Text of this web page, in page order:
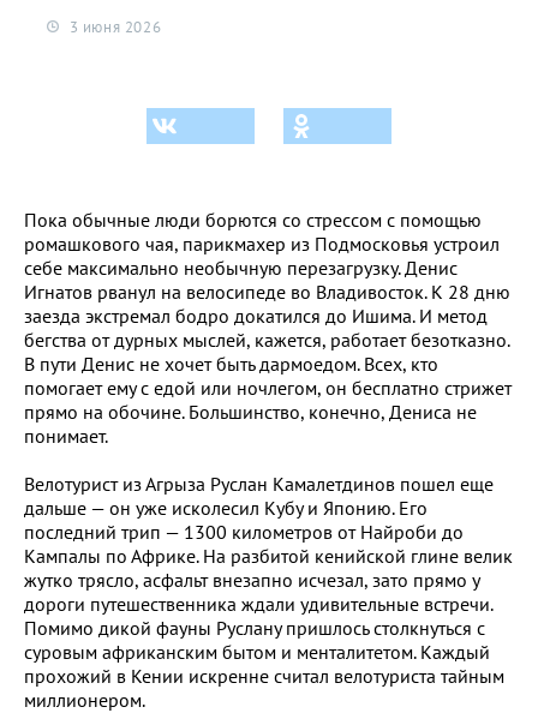
3 июня 2026
Пока обычные люди борются со стрессом с помощью
ромашкового чая, парикмахер из Подмосковья устроил
себе максимально необычную перезагрузку. Денис
Игнатов рванул на велосипеде во Владивосток. К 28 дню
заезда экстремал бодро докатился до Ишима. И метод
бегства от дурных мыслей, кажется, работает безотказно.
В пути Денис не хочет быть дармоедом. Всех, кто
помогает ему с едой или ночлегом, он бесплатно стрижет
прямо на обочине. Большинство, конечно, Дениса не
понимает.
Велотурист из Агрыза Руслан Камалетдинов пошел еще
дальше — он уже исколесил Кубу и Японию. Его
последний трип — 1300 километров от Найроби до
Кампалы по Африке. На разбитой кенийской глине велик
жутко трясло, асфальт внезапно исчезал, зато прямо у
дороги путешественника ждали удивительные встречи.
Помимо дикой фауны Руслану пришлось столкнуться с
суровым африканским бытом и менталитетом. Каждый
прохожий в Кении искренне считал велотуриста тайным
миллионером.